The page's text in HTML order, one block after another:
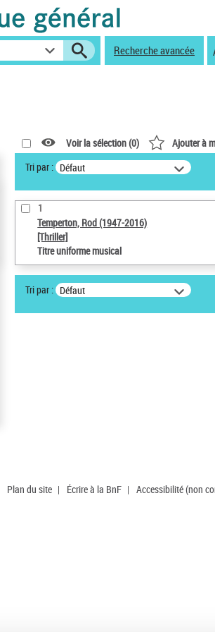
Recherche avancée
Voir la sélection (0) Ajouter à
Tri par : Défaut
1
Temperton, Rod (1947-2016)
[Thriller]
Titre uniforme musical
Tri par : Défaut
Plan du site | Écrire à la BnF | Accessibilité (non